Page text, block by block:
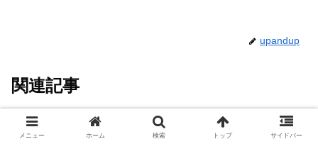
upandup
関連記事
メニュー
ホーム 検索 トップ サイドバー